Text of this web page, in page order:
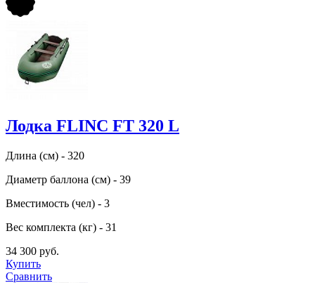
Лодка FLINC FТ 320 L
Длина (см) - 320
Диаметр баллона (см) - 39
Вместимость (чел) - 3
Вес комплекта (кг) - 31
34 300 руб.
Купить
Сравнить